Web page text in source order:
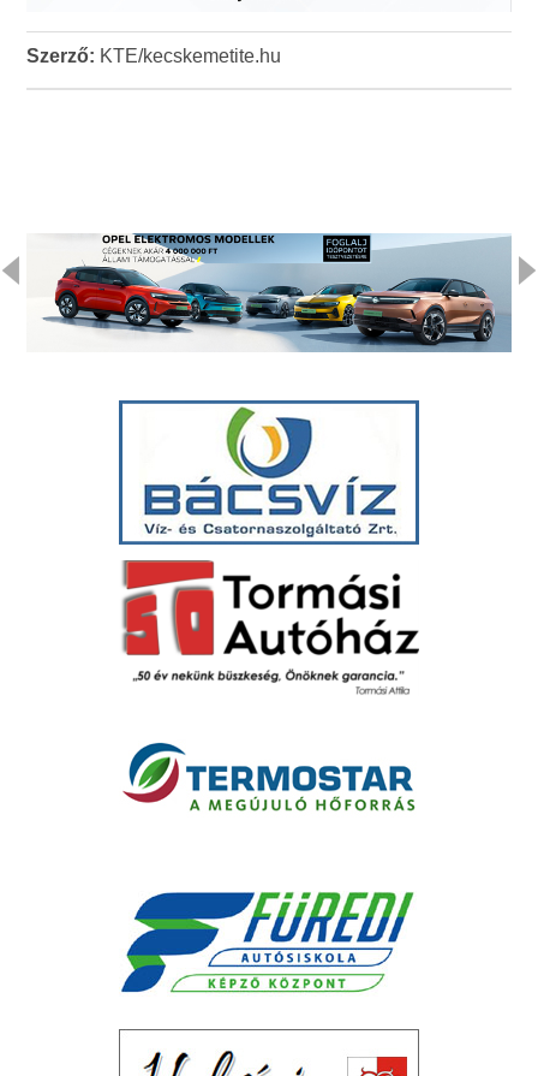
Szerző: KTE/kecskemetite.hu